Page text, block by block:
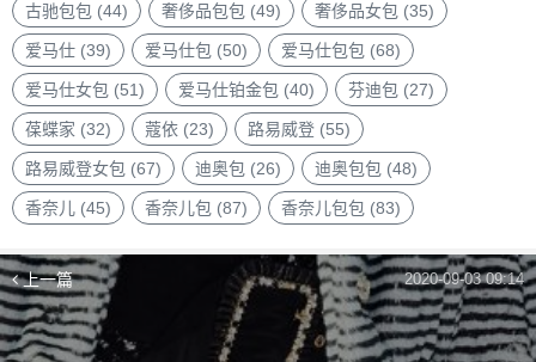
古驰包包 (44) 奢侈品包包 (49) 奢侈品女包 (35)
爱马仕 (39) 爱马仕包 (50) 爱马仕包包 (68)
爱马仕女包 (51) 爱马仕铂金包 (40) 芬迪包 (27)
葆蝶家 (32) 蔻依 (23) 路易威登 (55)
路易威登女包 (67) 迪奥包 (26) 迪奥包包 (48)
香奈儿 (45) 香奈儿包 (87) 香奈儿包包 (83)
上一篇 2020-09-03 09:14